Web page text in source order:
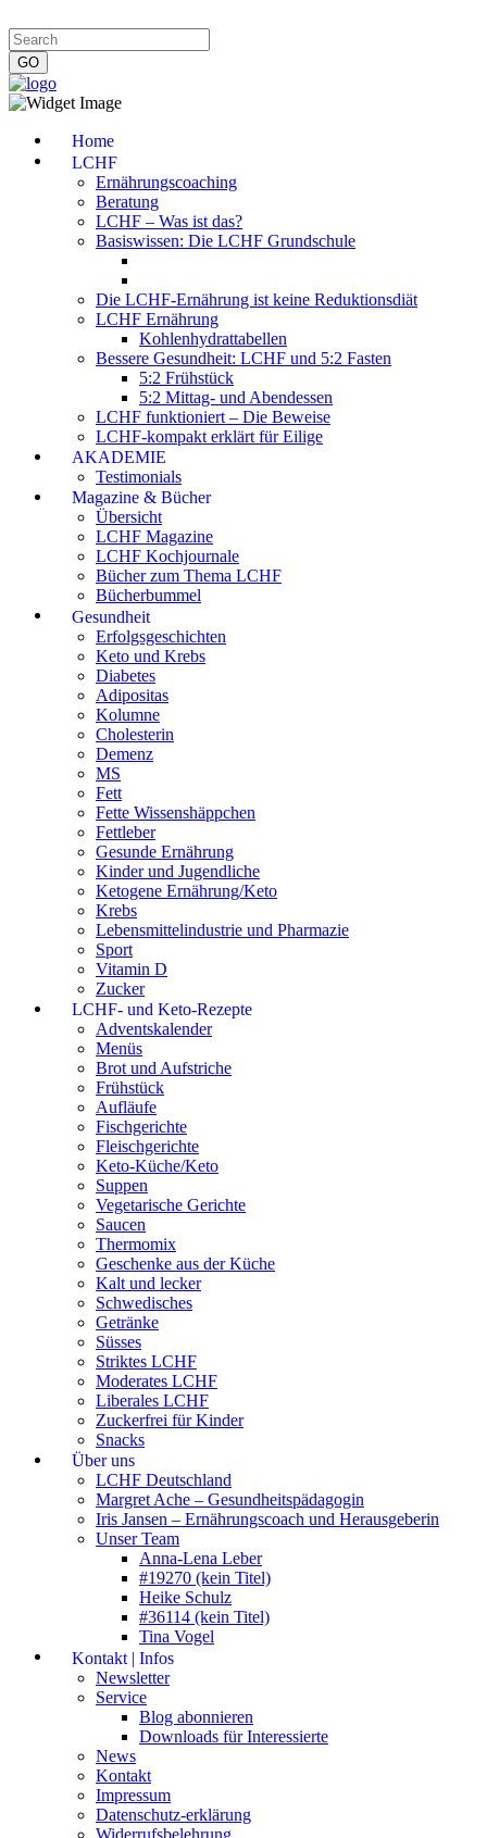
Home
LCHF
Ernährungscoaching
Beratung
LCHF – Was ist das?
Basiswissen: Die LCHF Grundschule
Die LCHF-Ernährung ist keine Reduktionsdiät
LCHF Ernährung
Kohlenhydrattabellen
Bessere Gesundheit: LCHF und 5:2 Fasten
5:2 Frühstück
5:2 Mittag- und Abendessen
LCHF funktioniert – Die Beweise
LCHF-kompakt erklärt für Eilige
AKADEMIE
Testimonials
Magazine & Bücher
Übersicht
LCHF Magazine
LCHF Kochjournale
Bücher zum Thema LCHF
Bücherbummel
Gesundheit
Erfolgsgeschichten
Keto und Krebs
Diabetes
Adipositas
Kolumne
Cholesterin
Demenz
MS
Fett
Fette Wissenshäppchen
Fettleber
Gesunde Ernährung
Kinder und Jugendliche
Ketogene Ernährung/Keto
Krebs
Lebensmittelindustrie und Pharmazie
Sport
Vitamin D
Zucker
LCHF- und Keto-Rezepte
Adventskalender
Menüs
Brot und Aufstriche
Frühstück
Aufläufe
Fischgerichte
Fleischgerichte
Keto-Küche/Keto
Suppen
Vegetarische Gerichte
Saucen
Thermomix
Geschenke aus der Küche
Kalt und lecker
Schwedisches
Getränke
Süsses
Striktes LCHF
Moderates LCHF
Liberales LCHF
Zuckerfrei für Kinder
Snacks
Über uns
LCHF Deutschland
Margret Ache – Gesundheitspädagogin
Iris Jansen – Ernährungscoach und Herausgeberin
Unser Team
Anna-Lena Leber
#19270 (kein Titel)
Heike Schulz
#36114 (kein Titel)
Tina Vogel
Kontakt | Infos
Newsletter
Service
Blog abonnieren
Downloads für Interessierte
News
Kontakt
Impressum
Datenschutz-erklärung
Widerrufsbelehrung